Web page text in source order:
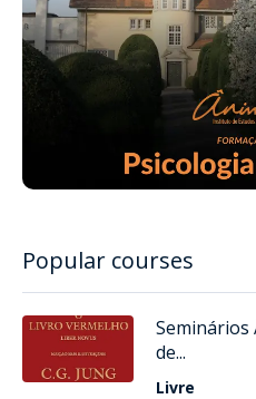
Popular courses
Seminários
de...
Livre